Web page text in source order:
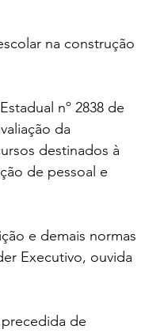
na construção
nº 2838 de
da
destinados à
de pessoal e
e demais normas
Executivo, ouvida
de